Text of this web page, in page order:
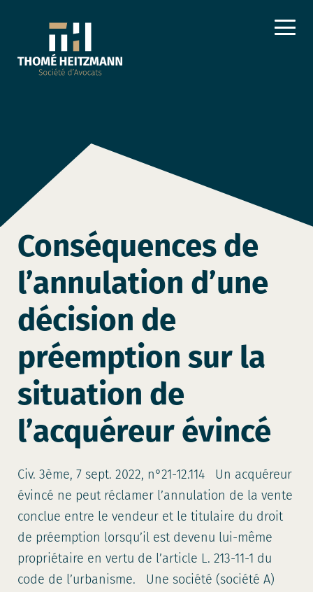
Conséquences de
l’annulation d’une
décision de
préemption sur la
situation de
l’acquéreur évincé
Civ. 3ème, 7 sept. 2022, n°21-12.114 Un acquéreur
évincé ne peut réclamer l’annulation de la vente
conclue entre le vendeur et le titulaire du droit
de préemption lorsqu’il est devenu lui-même
propriétaire en vertu de l’article L. 213-11-1 du
code de l’urbanisme. Une société (société A)